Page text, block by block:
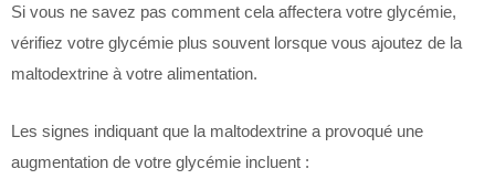
Si vous ne savez pas comment cela affectera votre glycémie,
vérifiez votre glycémie plus souvent lorsque vous ajoutez de la
maltodextrine à votre alimentation.
Les signes indiquant que la maltodextrine a provoqué une
augmentation de votre glycémie incluent :